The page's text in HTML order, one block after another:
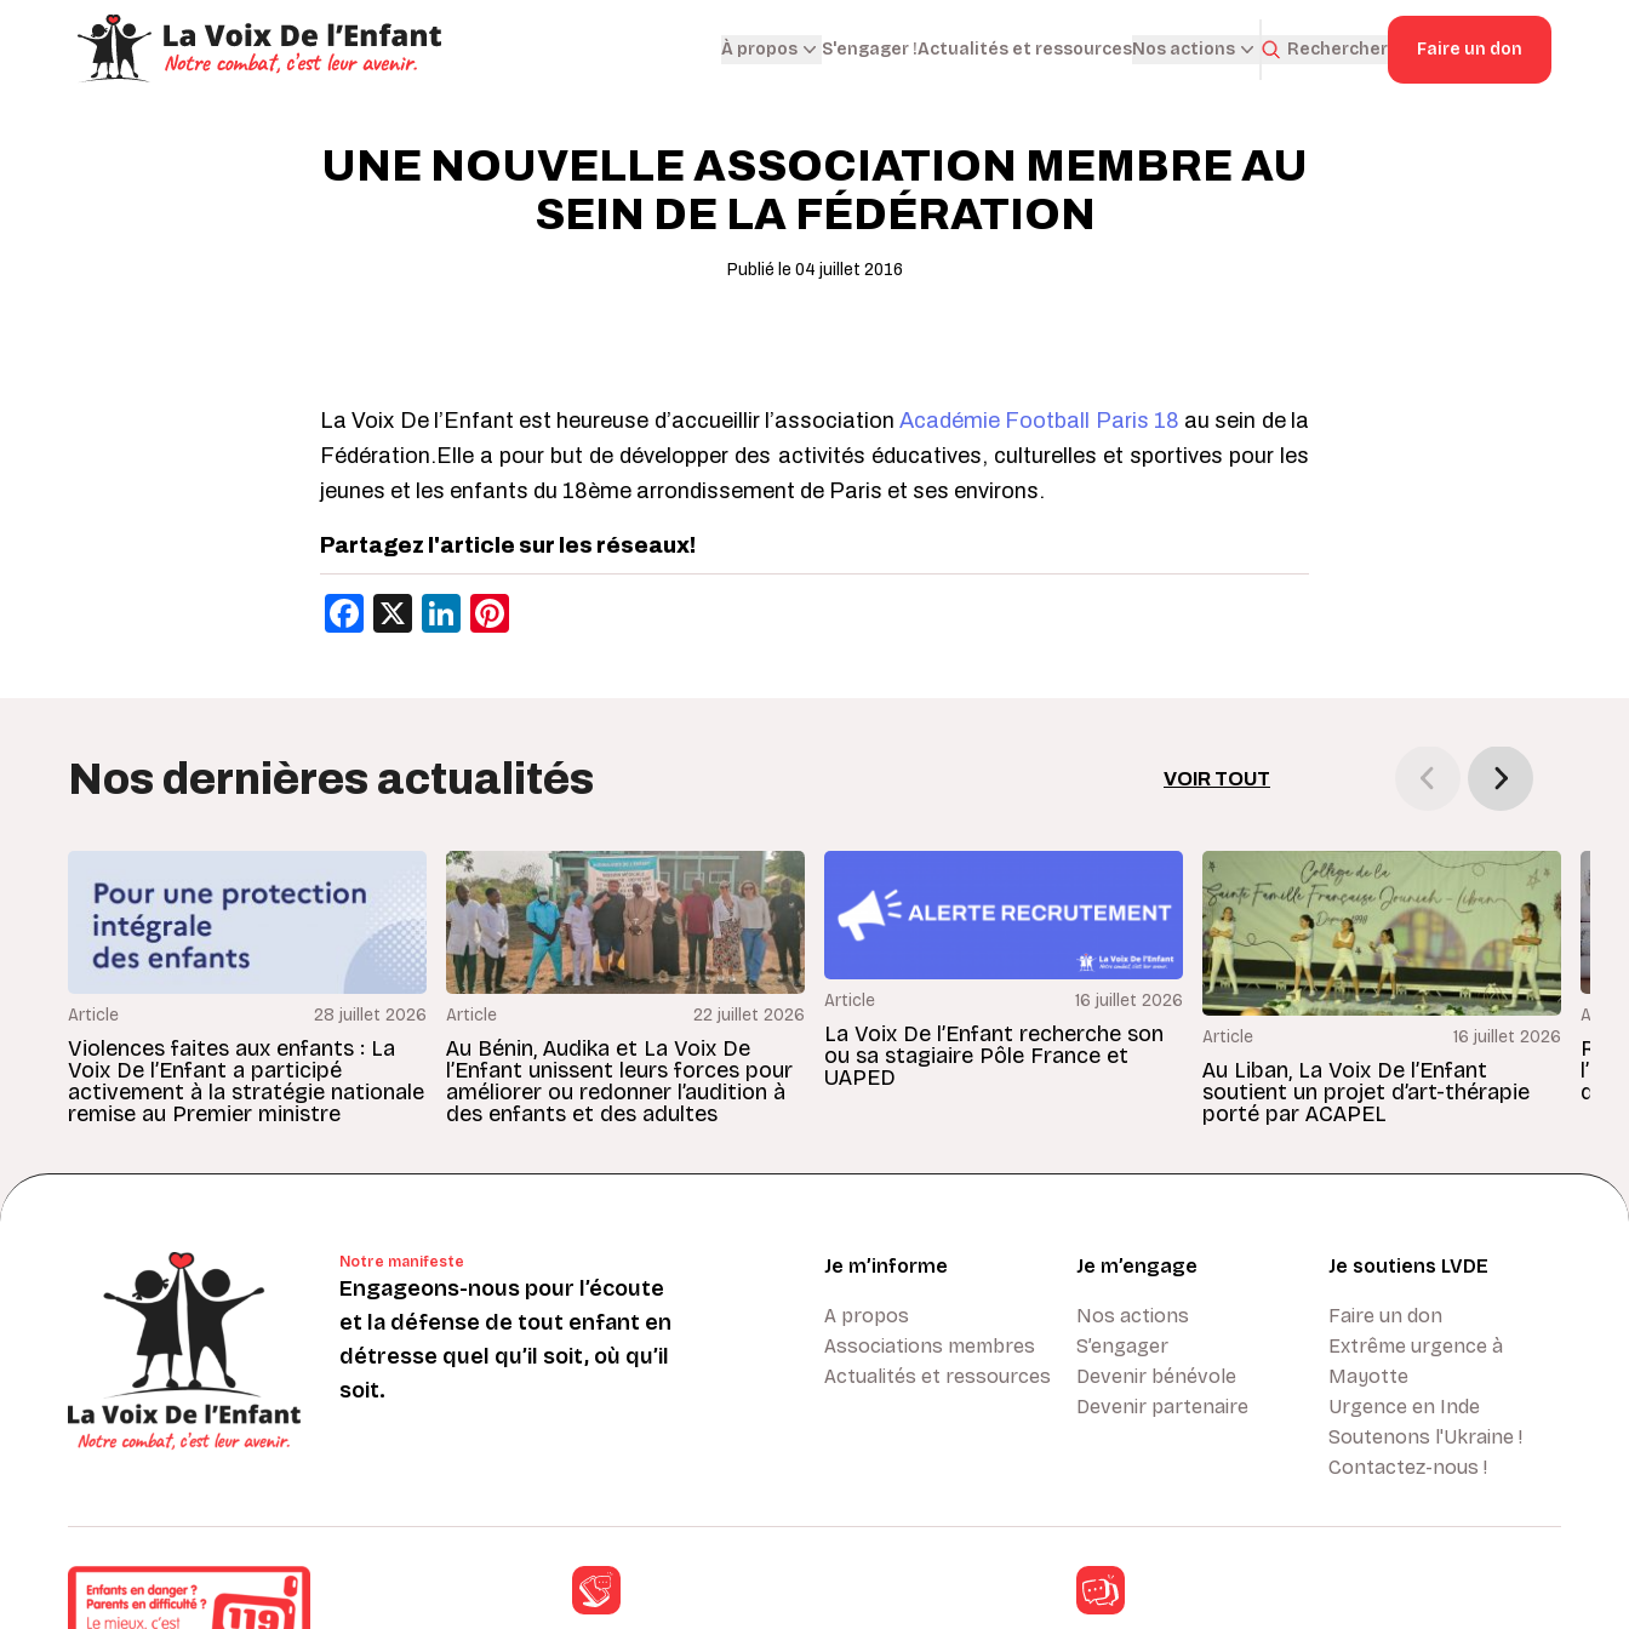
À propos S'engager !Actualités et ressourcesNos actions Rechercher Faire un don
UNE NOUVELLE ASSOCIATION MEMBRE AU
SEIN DE LA FÉDÉRATION
Publié le 04 juillet 2016
La Voix De l’Enfant est heureuse d’accueillir l’associationAcadémie Football Paris 18 au sein de la
Fédération. Elle a pour but de développer des activités éducatives, culturelles et sportives pour les
jeunes et les enfants du 18ème arrondissement de Paris et ses environs.
Partagez l'article sur les réseaux!
Facebook
X LinkedIn
Nos dernières actualités VOIR TOUT
Article 28 juillet 2026
Violences faites aux enfants : La
Voix De l’Enfant a participé
activement à la stratégie nationale
remise au Premier ministre
Article 22 juillet 2026
Au Bénin, Audika et La Voix De
l’Enfant unissent leurs forces pour
améliorer ou redonner l’audition à
des enfants et des adultes
Article 16 juillet 2026
La Voix De l’Enfant recherche son
ou sa stagiaire Pôle France et
UAPED
Article 16 juillet 2026
Au Liban, La Voix De l’Enfant
soutient un projet d’art-thérapie
porté par ACAPEL
Notre manifeste
Engageons-nous pour l’écoute
et la défense de tout enfant en
détresse quel qu’il soit, où qu’il
soit.
Je m’informe
A propos
Associations membres
Actualités et ressources
Je m’engage
Nos actions
S’engager
Devenir bénévole
Devenir partenaire
Je soutiens LVDE
Faire un don
Extrême urgence à
Mayotte
Urgence en Inde
Soutenons l'Ukraine !
Contactez-nous !